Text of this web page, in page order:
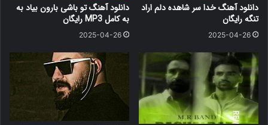
دانلود آهنگ خدا سر شاهده دلم اراد
تنگه رایگان
2025-04-26
دانلود آهنگ ﺗﻮ ﺑﺎﺷﻰ ﺑﺎرون ﺑﻴﺎد ﺑﻪ
ﺑﻪ کامل MP3 رایگان
2025-04-26